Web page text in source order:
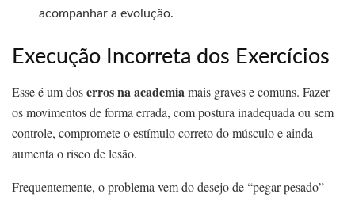
acompanhar a evolução.
Execução Incorreta dos Exercícios
Esse é um doserros na academiamais graves e comuns. Fazer
os movimentos de forma errada, com postura inadequada ou sem
controle, compromete o estímulo correto do músculo e ainda
aumenta o risco de lesão.
Frequentemente, o problema vem do desejo de “pegar pesado”